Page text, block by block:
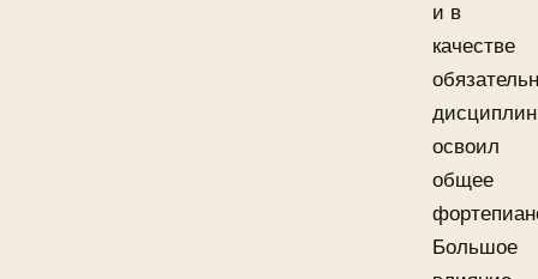
и в
качестве
освоил
общее
Большое